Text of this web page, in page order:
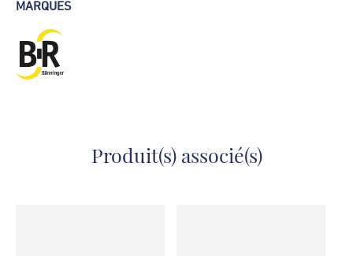
MARQUES
Produit(s) associé(s)